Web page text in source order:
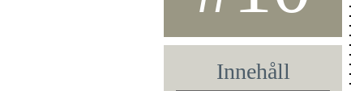
Innehåll